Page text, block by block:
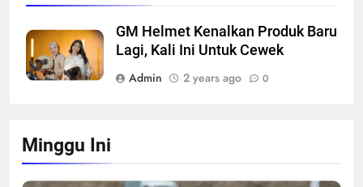
GM Helmet Kenalkan Produk Baru
Lagi, Kali Ini Untuk Cewek
Admin
2 years ago 0
Minggu Ini